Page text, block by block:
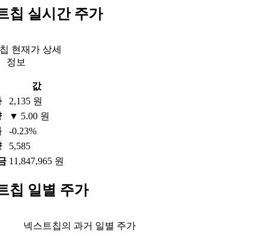
칩 실시간 주가
현재가 상세
정보
값
2,135 원
▼ 5.00 원
-0.23%
5,585
11,847,965 원
칩 일별 주가
넥스트칩의 과거 일별 주가